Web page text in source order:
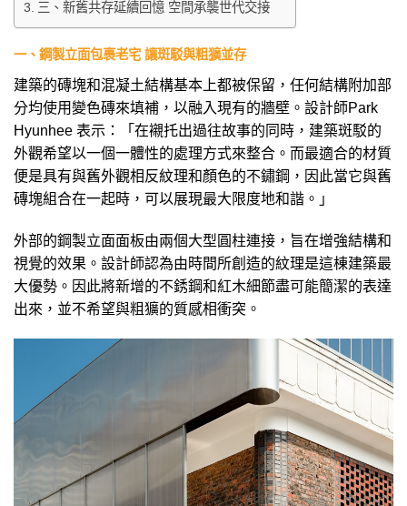
三、新舊共存延續回憶 空間承襲世代交接
一、鋼製立面包裹老宅 讓斑駁與粗獷並存
建築的磚塊和混凝土結構基本上都被保留，任何結構附加部
分均使用變色磚來填補，以融入現有的牆壁。設計師Park
Hyunhee 表示：「在襯托出過往故事的同時，建築斑駁的
外觀希望以一個一體性的處理方式來整合。而最適合的材質
便是具有與舊外觀相反紋理和顏色的不鏽鋼，因此當它與舊
磚塊組合在一起時，可以展現最大限度地和諧。」
外部的鋼製立面面板由兩個大型圓柱連接，旨在增強結構和
視覺的效果。設計師認為由時間所創造的紋理是這棟建築最
大優勢。因此將新增的不銹鋼和紅木細節盡可能簡潔的表達
出來，並不希望與粗獷的質感相衝突。